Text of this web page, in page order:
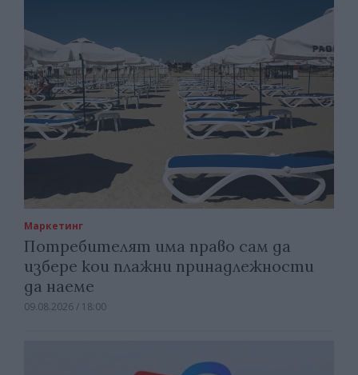
Маркетинг
Потребителят има право сам да
избере кои плажни принадлежности
да наеме
09.08.2026 / 18:00